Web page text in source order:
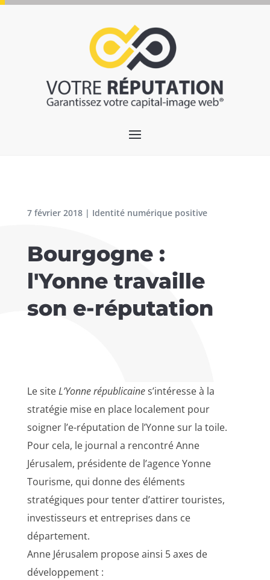
7 février 2018| Identité numérique positive
Bourgogne :
l'Yonne travaille
son e-réputation
Le siteL’Yonne républicaines’intéresse à la
stratégie mise en place localement pour
soigner l’e-réputation de l’Yonne sur la toile.
Pour cela, le journal a rencontré Anne
Jérusalem, présidente de l’agence Yonne
Tourisme, qui donne des éléments
stratégiques pour tenter d’attirer touristes,
investisseurs et entreprises dans ce
département.
Anne Jérusalem propose ainsi 5 axes de
développement :